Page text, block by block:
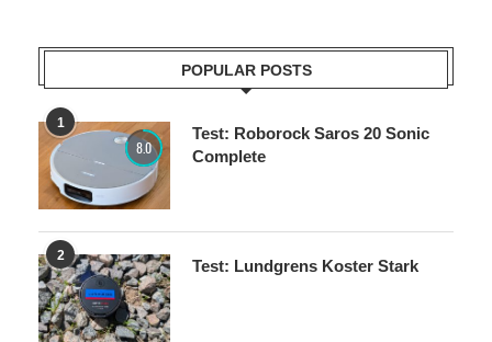
POPULAR POSTS
1
8.0
Test: Roborock Saros 20 Sonic
Complete
2
Test: Lundgrens Koster Stark